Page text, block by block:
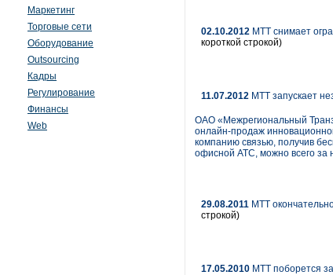
Маркетинг
Торговые сети
Оборудование
Outsourcing
Кадры
Регулирование
Финансы
Web
02.10.2012 МТТ снимает
короткой строкой)
11.07.2012 МТТ запускает
ОАО «Межрегиональный
онлайн-продаж
компанию связью, получив
офисной АТС, можно всего за
29.08.2011 МТТ
строкой)
17.05.2010 МТТ поборется